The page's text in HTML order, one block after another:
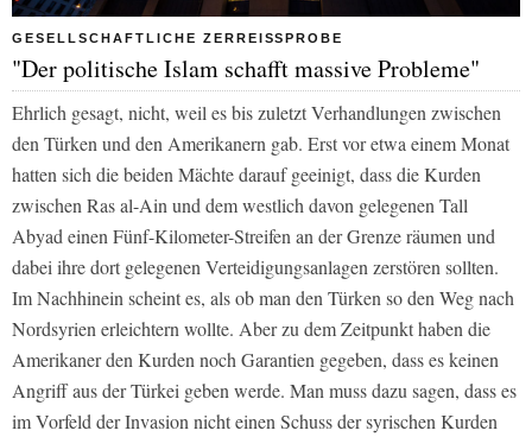
GESELLSCHAFTLICHE ZERREISSPROBE
"Der politische Islam schafft massive Probleme"
Ehrlich gesagt, nicht, weil es bis zuletzt Verhandlungen zwischen
den Türken und den Amerikanern gab. Erst vor etwa einem Monat
hatten sich die beiden Mächte darauf geeinigt, dass die Kurden
zwischen Ras al-Ain und dem westlich davon gelegenen Tall
Abyad einen Fünf-Kilometer-Streifen an der Grenze räumen und
dabei ihre dort gelegenen Verteidigungsanlagen zerstören sollten.
Im Nachhinein scheint es, als ob man den Türken so den Weg nach
Nordsyrien erleichtern wollte. Aber zu dem Zeitpunkt haben die
Amerikaner den Kurden noch Garantien gegeben, dass es keinen
Angriff aus der Türkei geben werde. Man muss dazu sagen, dass es
im Vorfeld der Invasion nicht einen Schuss der syrischen Kurden